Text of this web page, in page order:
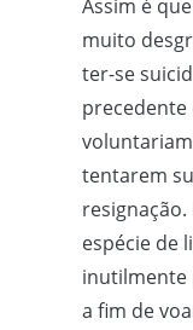
Assim é
muito
ter-se
precedente
tentarem
resignação.
espécie de
inutilmente
a fim de